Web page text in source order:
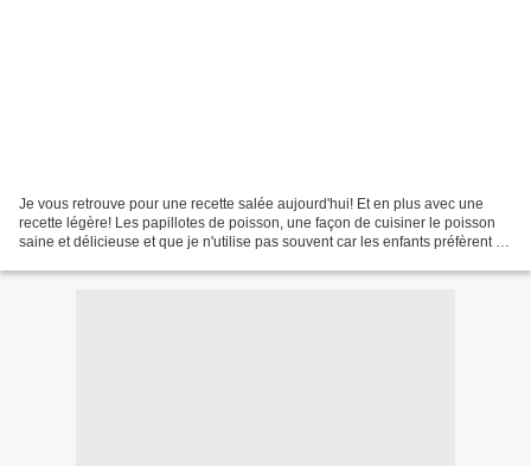
Je vous retrouve pour une recette salée aujourd'hui! Et en plus avec une
recette légère! Les papillotes de poisson, une façon de cuisiner le poisson
saine et délicieuse et que je n'utilise pas souvent car les enfants préfèrent le